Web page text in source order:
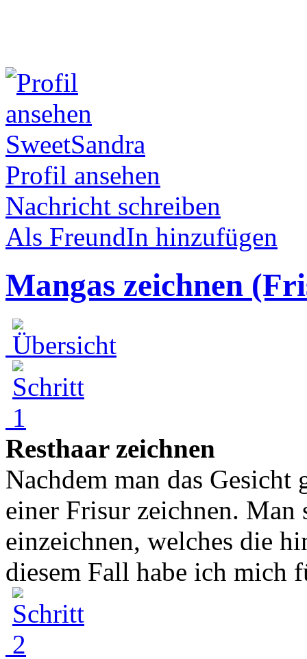
SweetSandra
Profil ansehen
Nachricht schreiben
Als FreundIn hinzufügen
Mangas zeichnen
Resthaar zeichnen
Nachdem man das Gesicht
einer Frisur zeichnen. Man
einzeichnen, welches die
diesem Fall habe ich mich